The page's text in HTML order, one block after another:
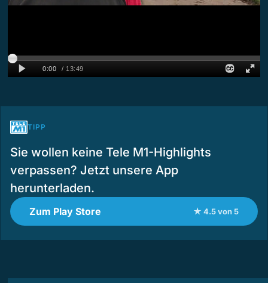
TIPP
Sie wollen keine Tele M1-Highlights
verpassen? Jetzt unsere App
herunterladen.
Zum Play Store ★ 4.5 von 5